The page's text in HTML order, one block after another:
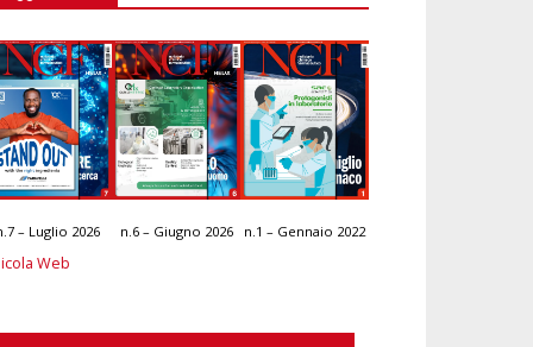
– Luglio 2026 n.6 – Giugno 2026 n.1 – Gennaio 2022
Web